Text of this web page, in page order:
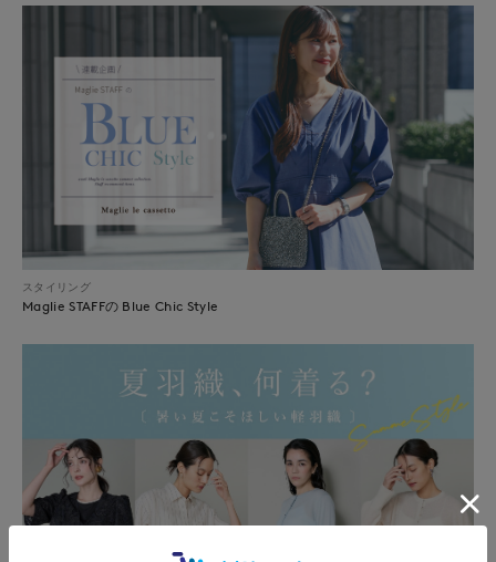
スタイリング
Maglie STAFFの Blue Chic Style